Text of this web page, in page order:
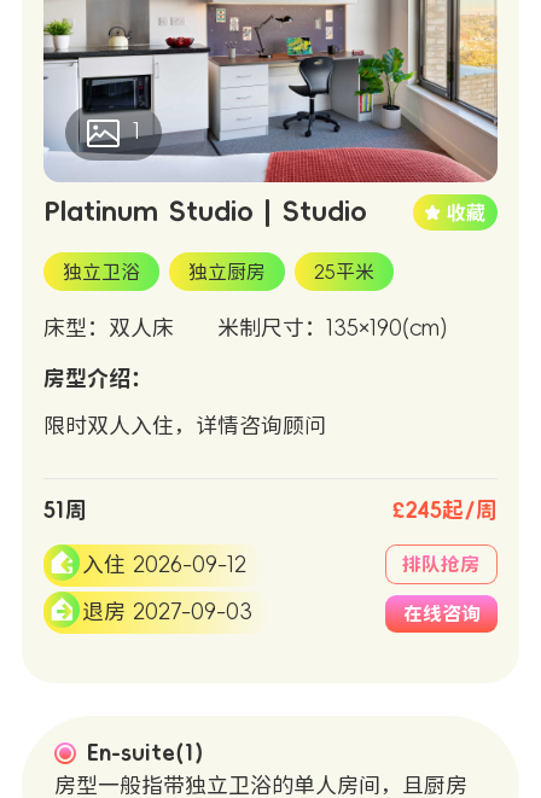
1
Platinum Studio | Studio
独立卫浴 独立厨房 25平米
床型：双人床 米制尺寸：135×190(cm)
房型介绍：
限时双人入住，详情咨询顾问
51周 £245起/周
入住 2026-09-12
退房 2027-09-03
排队抢房
在线咨询
En-suite(1)
房型一般指带独立卫浴的单人房间，且厨房